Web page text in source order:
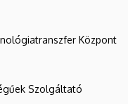
Központ
Szolgáltató